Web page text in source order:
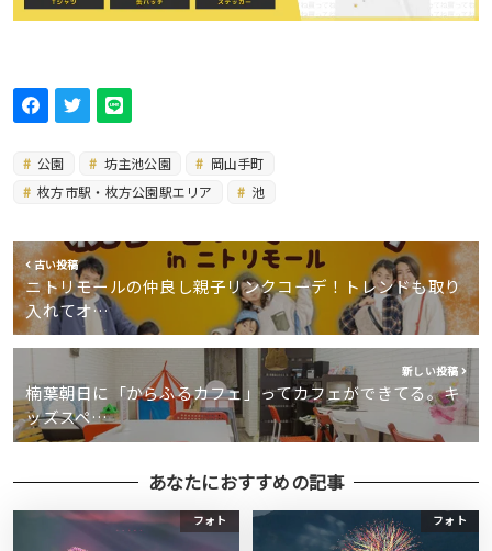
公園 坊主池公園
岡山手町
枚方市駅・枚方公園駅エリア
池
古い投稿
ニトリモールの仲良し親子リンクコーデ！トレンドも取り
入れてオ…
新しい投稿
楠葉朝日に「からふるカフェ」ってカフェができてる。キ
ッズスペ…
あなたにおすすめの記事
フォト フォト